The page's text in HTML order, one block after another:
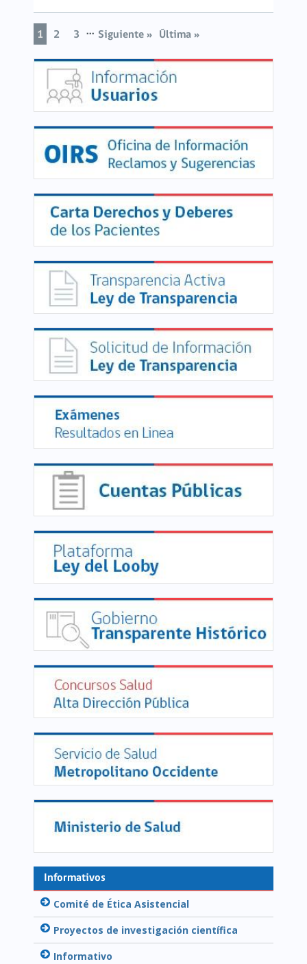
1 2 3 ... Siguiente » Última »
Informativos
Comité de Ética Asistencial
Proyectos de investigación científica
Informativo